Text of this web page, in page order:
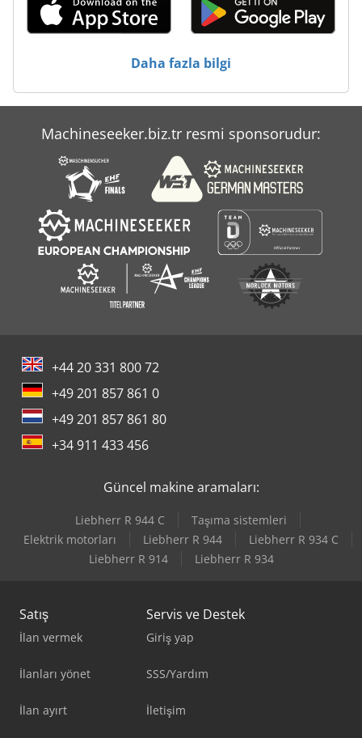
Çalışma Araç
Daha fazla bilgi
Machineseeker.biz.tr resmi sponsorudur:
+44 20 331 800 72
+49 201 857 861 0
+49 201 857 861 80
+34 911 433 456
Güncel makine aramaları:
Liebherr R 944 C
Taşıma sistemleri
Elektrik motorları
Liebherr R 944
Liebherr R 934 C
Liebherr R 914
Liebherr R 934
Satış
İlan vermek
İlanları yönet
İlan ayırt
Servis ve Destek
Giriş yap
SSS/Yardım
İletişim